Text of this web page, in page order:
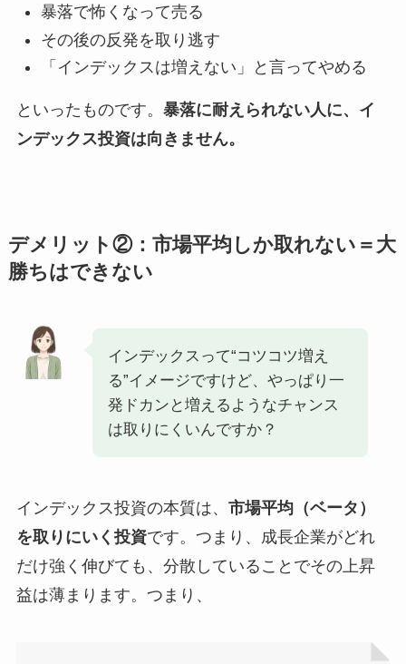
暴落で怖くなって売る
その後の反発を取り逃す
「インデックスは増えない」と言ってやめる
といったものです。 暴落に耐えられない人に、イ
ンデックス投資は向きません。
デメリット②：市場平均しか取れない＝大
勝ちはできない
インデックスって“コツコツ増え
る”イメージですけど、やっぱり一
発ドカンと増えるようなチャンス
は取りにくいんですか？
インデックス投資の本質は、 市場平均（ベータ）
を取りにいく投資です。つまり、成長企業がどれ
だけ強く伸びても、分散していることでその上昇
益は薄まります。つまり、